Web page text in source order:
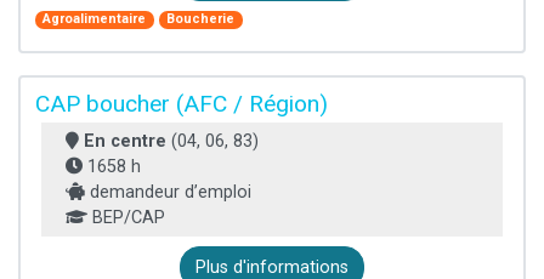
Agroalimentaire Boucherie
CAP boucher (AFC / Région)
En centre (04, 06, 83)
1658 h
demandeur d’emploi
BEP/CAP
Plus d'informations